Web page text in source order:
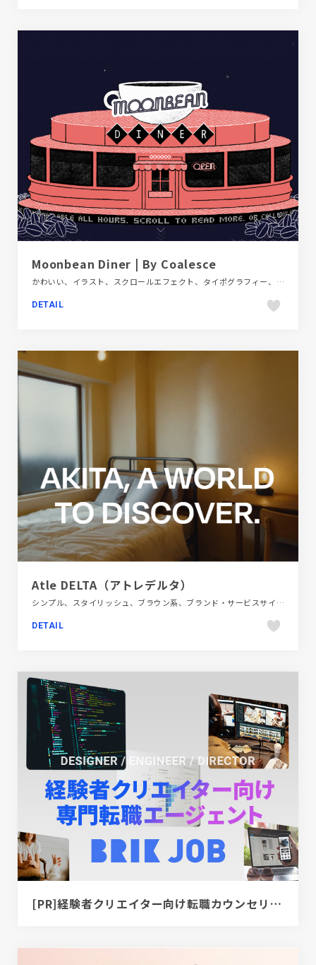
Moonbean Diner | By Coalesce
かわいい、イラスト、スクロールエフェクト、タイポグラフィー、ブランド・サービスサイト、ブルー系、海外サイト、飲料・食品
DETAIL
Atle DELTA（アトレデルタ）
シンプル、スタイリッシュ、ブラウン系、ブランド・サービスサイト、ホワイト系、動画が流れる、大きめ写真、旅行・ホテル・観光、第一次産業・SDGs・地方創生
DETAIL
[PR]経験者クリエイター向け転職カウンセリング｜デザイナー / ディレクター / エンジニア